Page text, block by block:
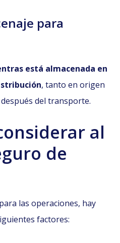
para
está almacenada en
, tanto en origen
del transporte.
al
de
las operaciones, hay
factores: